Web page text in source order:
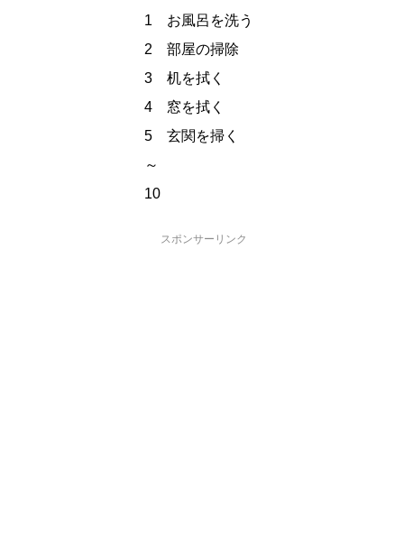
1 お風呂を洗う
2 部屋の掃除
3 机を拭く
4 窓を拭く
5 玄関を掃く
～
10
スポンサーリンク